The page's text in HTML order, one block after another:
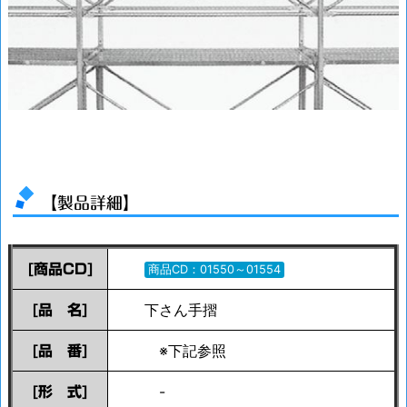
【製品詳細】
[商品CD] 商品CD：01550～01554
[品 名] 下さん手摺
[品 番] ※下記参照
[形 式] -